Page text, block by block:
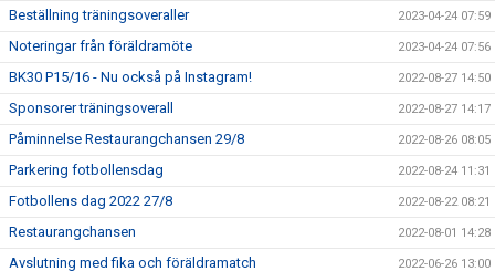
Beställning träningsoveraller 2023-04-24 07:59
Noteringar från föräldramöte 2023-04-24 07:56
BK30 P15/16 - Nu också på Instagram! 2022-08-27 14:50
Sponsorer träningsoverall 2022-08-27 14:17
Påminnelse Restaurangchansen 29/8 2022-08-26 08:05
Parkering fotbollensdag 2022-08-24 11:31
Fotbollens dag 2022 27/8 2022-08-22 08:21
Restaurangchansen 2022-08-01 14:28
Avslutning med fika och föräldramatch 2022-06-26 13:00